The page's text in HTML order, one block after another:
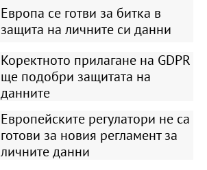
Европа се готви за битка в
защита на личните си данни
Коректното прилагане на GDPR
ще подобри защитата на
данните
Европейските регулатори не са
готови за новия регламент за
личните данни